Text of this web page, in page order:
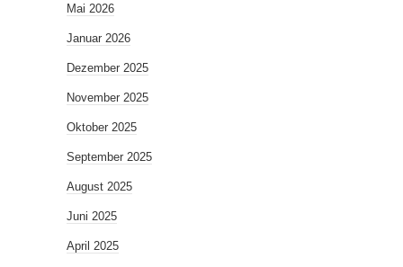
Mai 2026
Januar 2026
Dezember 2025
November 2025
Oktober 2025
September 2025
August 2025
Juni 2025
April 2025